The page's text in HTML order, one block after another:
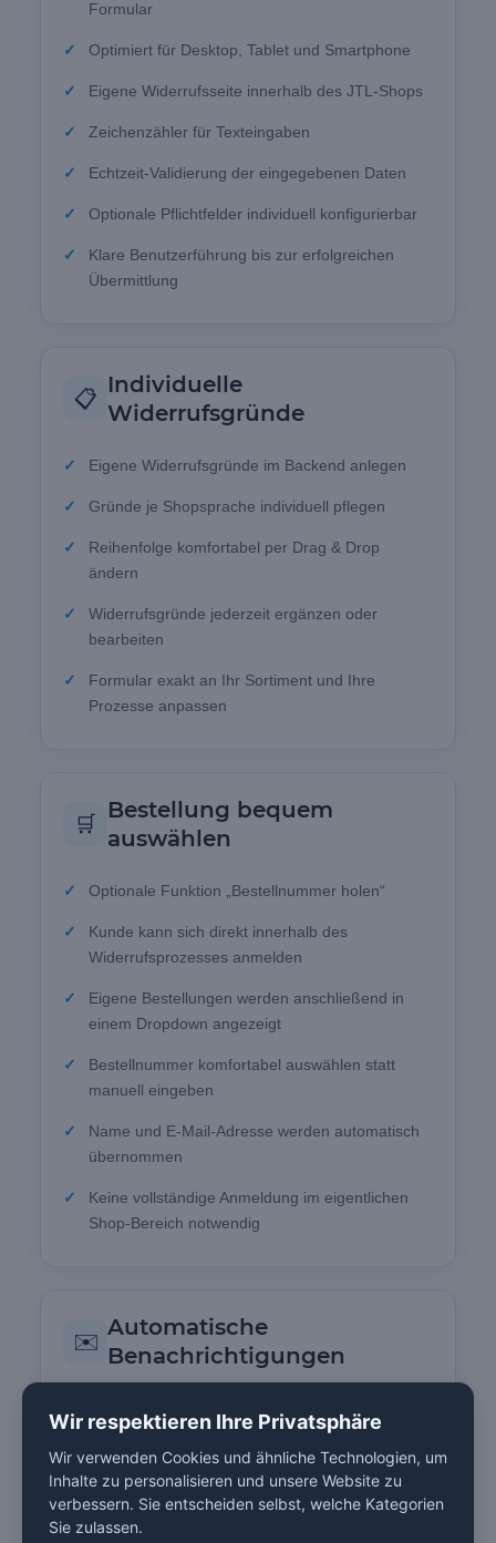
Formular
Optimiert für Desktop, Tablet und Smartphone
Eigene Widerrufsseite innerhalb des JTL-Shops
Zeichenzähler für Texteingaben
Echtzeit-Validierung der eingegebenen Daten
Optionale Pflichtfelder individuell konfigurierbar
Klare Benutzerführung bis zur erfolgreichen
Übermittlung
📋
Individuelle
Widerrufsgründe
Eigene Widerrufsgründe im Backend anlegen
Gründe je Shopsprache individuell pflegen
Reihenfolge komfortabel per Drag & Drop
ändern
Widerrufsgründe jederzeit ergänzen oder
bearbeiten
Formular exakt an Ihr Sortiment und Ihre
Prozesse anpassen
🛒
Bestellung bequem
auswählen
Optionale Funktion „Bestellnummer holen“
Kunde kann sich direkt innerhalb des
Widerrufsprozesses anmelden
Eigene Bestellungen werden anschließend in
einem Dropdown angezeigt
Bestellnummer komfortabel auswählen statt
manuell eingeben
Name und E-Mail-Adresse werden automatisch
übernommen
Keine vollständige Anmeldung im eigentlichen
Shop-Bereich notwendig
✉️
Automatische
Benachrichtigungen
übermittelten Widerruf
Eigene HTML-Vorlage für Shop-
Benachrichtigungen
Wir respektieren Ihre Privatsphäre
Wir verwenden Cookies und ähnliche Technologien, um
Inhalte zu personalisieren und unsere Website zu
verbessern. Sie entscheiden selbst, welche Kategorien
Sie zulassen.